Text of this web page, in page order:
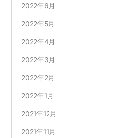
2022年6月
2022年5月
2022年4月
2022年3月
2022年2月
2022年1月
2021年12月
2021年11月